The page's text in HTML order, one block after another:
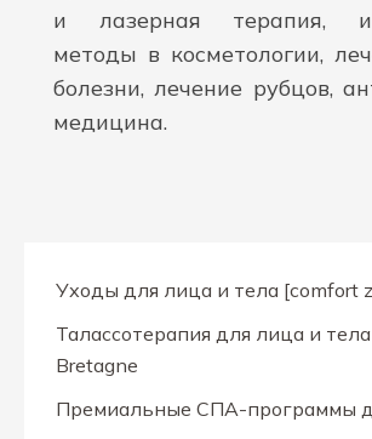
и лазерная терапия,
методы в косметологии,
болезни, лечение рубцов,
медицина.
Уходы для лица и тела [comfort
Талассотерапия для лица и
Bretagne
Премиальные СПА-программы